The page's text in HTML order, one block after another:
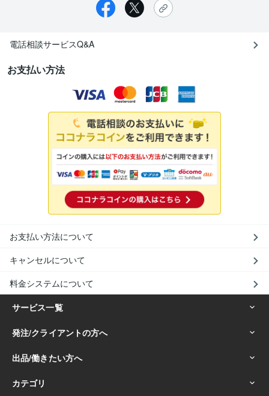
電話相談サービスQ&A
お支払い方法
お支払い方法について
キャンセルについて
料金システムについて